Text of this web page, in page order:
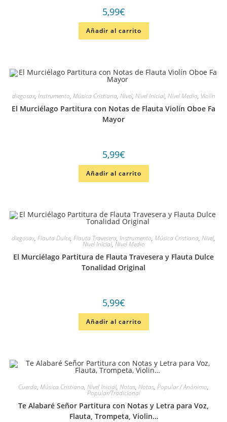
5,99€
Añadir al carrito
diegosax, Instrumento, Música Cristiana, Nivel, Nivel Inicial, Nivel Medio, Violín
El Murciélago Partitura con Notas de Flauta Violín Oboe Fa
Mayor
5,99€
Añadir al carrito
diegosax, Flauta Dulce, Flauta Travesera, Instrumento, Música Cristiana, Nivel,
Nivel Inicial, Nivel Medio
El Murciélago Partitura de Flauta Travesera y Flauta Dulce
Tonalidad Original
5,99€
Añadir al carrito
Cuerda, Música Cristiana, Nivel Inicial, Notas, Notas, Popular / Anónimo,
Popular/Tradicional
Te Alabaré Señor Partitura con Notas y Letra para Voz,
Flauta, Trompeta, Violin…